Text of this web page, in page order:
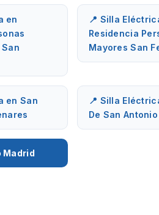
en
📍 Silla
Residencia
Mayores San
en San
📍 Silla
De San Antonio
Madrid